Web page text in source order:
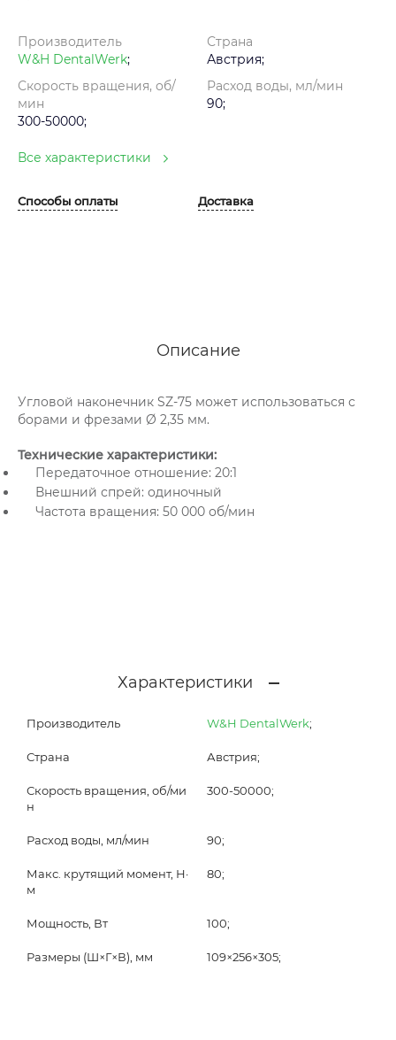
Производитель
W&H DentalWerk;
Страна
Австрия;
Скорость вращения, об/
мин
300-50000;
Расход воды, мл/мин
90;
Все характеристики
Способы оплаты Доставка
Описание
Угловой наконечник SZ-75 может использоваться с
борами и фрезами Ø 2,35 мм.
Технические характеристики:
Передаточное отношение: 20:1
Внешний спрей: одиночный
Частота вращения: 50 000 об/мин
Характеристики
Производитель W&H DentalWerk;
Страна Австрия;
Скорость вращения, об/ми
н
300-50000;
Расход воды, мл/мин 90;
Макс. крутящий момент, Н·
м
80;
Мощность, Вт 100;
Размеры (Ш×Г×В), мм 109×256×305;